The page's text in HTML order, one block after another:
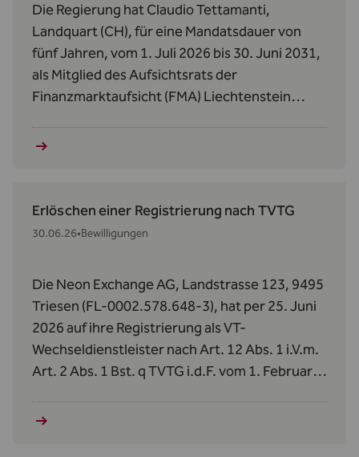
Die Regierung hat Claudio Tettamanti,
Landquart (CH), für eine Mandatsdauer von
fünf Jahren, vom 1. Juli 2026 bis 30. Juni 2031,
als Mitglied des Aufsichtsrats der
Finanzmarktaufsicht (FMA) Liechtenstein
Erlöschen einer Registrierung nach TVTG
30.06.26•Bewilligungen
Die Neon Exchange AG, Landstrasse 123, 9495
Triesen (FL-0002.578.648-3), hat per 25. Juni
2026 auf ihre Registrierung als VT-
Wechseldienstleister nach Art. 12 Abs. 1 i.V.m.
Art. 2 Abs. 1 Bst. q TVTG i.d.F. vom 1. Februar